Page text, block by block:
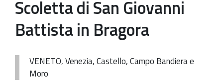
Patrimonio Storico-Artistico
Ufficio Esportazione
Ufficio Tutela
Scoletta di San Giovanni
Battista in Bragora
VENETO, Venezia, Castello, Campo Bandiera e
Moro